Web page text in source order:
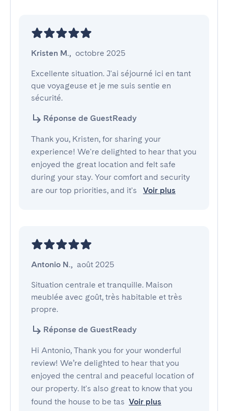
Kristen M., octobre 2025
Excellente situation. J'ai séjourné ici en tant
que voyageuse et je me suis sentie en
sécurité.
Réponse de GuestReady
Thank you, Kristen, for sharing your
experience! We're delighted to hear that you
enjoyed the great location and felt safe
during your stay. Your comfort and security
are our top priorities, and it's
Voir plus
Antonio N., août 2025
Situation centrale et tranquille. Maison
meublée avec goût, très habitable et très
propre.
Réponse de GuestReady
Hi Antonio, Thank you for your wonderful
review! We’re delighted to hear that you
enjoyed the central and peaceful location of
our property. It's also great to know that you
found the house to be tas Voir plus